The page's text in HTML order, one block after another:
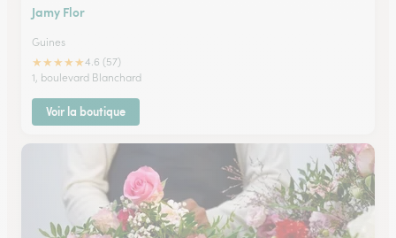
Jamy Flor
Guines
★★★★★4.6 (57)
1, boulevard Blanchard
Voir la boutique